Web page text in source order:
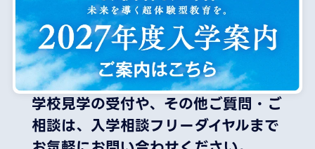
学校見学の受付や、その他ご質問・ご
相談は、 入学相談フリーダイヤルまで